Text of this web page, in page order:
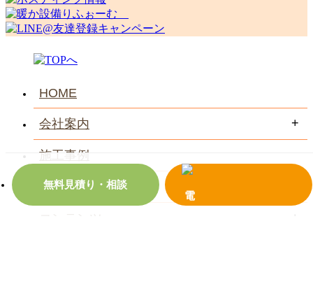
無料見積り・相談
HOME
会社案内
施工事例
お客様の声